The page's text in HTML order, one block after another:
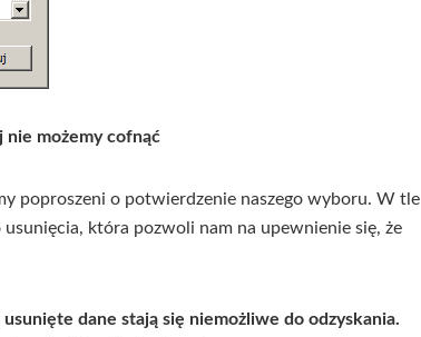
możemy cofnąć
poproszeni o potwierdzenie naszego wyboru. W tle
która pozwoli nam na upewnienie się, że
dane stają się niemożliwe do odzyskania.